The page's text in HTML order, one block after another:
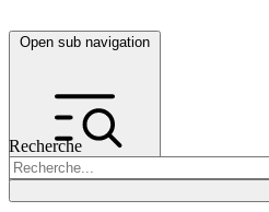
Open sub navigation
Recherche